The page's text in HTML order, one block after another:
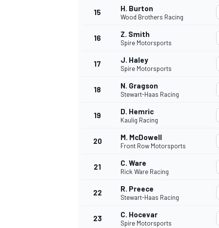
15 H. Burton
Wood Brothers Racing
16 Z. Smith
Spire Motorsports
17 J. Haley
Spire Motorsports
18 N. Gragson
Stewart-Haas Racing
19 D. Hemric
Kaulig Racing
20 M. McDowell
Front Row Motorsports
21 C. Ware
Rick Ware Racing
22 R. Preece
Stewart-Haas Racing
23 C. Hocevar
Spire Motorsports